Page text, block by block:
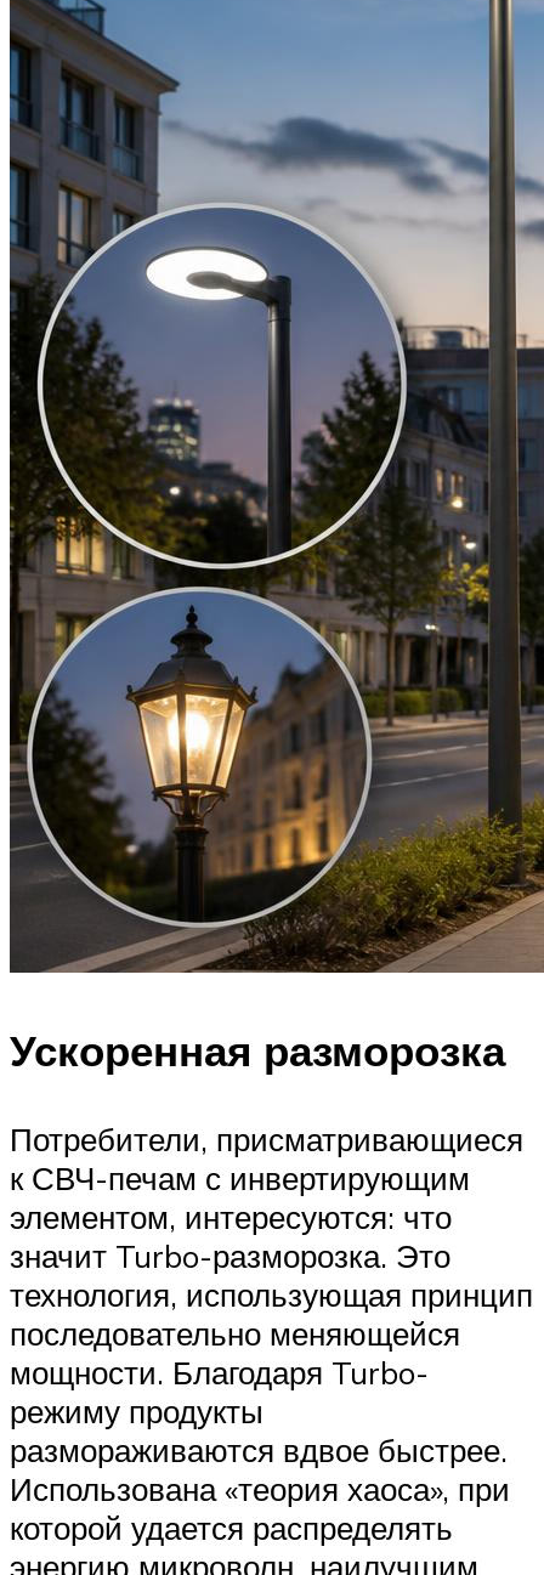
Ускоренная разморозка
Потребители, присматривающиеся
к СВЧ-печам с инвертирующим
элементом, интересуются: что
значит Turbo-разморозка. Это
технология, использующая принцип
последовательно меняющейся
мощности. Благодаря Turbo-
режиму продукты
размораживаются вдвое быстрее.
Использована «теория хаоса», при
которой удается распределять
энергию микроволн, наилучшим